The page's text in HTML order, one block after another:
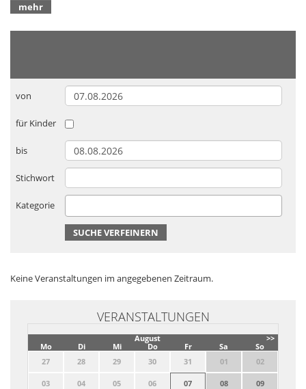
mehr
von
für Kinder
bis
Stichwort
Kategorie
SUCHE VERFEINERN
Keine Veranstaltungen im angegebenen Zeitraum.
VERANSTALTUNGEN
>>
August
Mo
Di Mi Do Fr Sa
So
27
28 29 30 31 01 02
03 04 05 06 07 08 09